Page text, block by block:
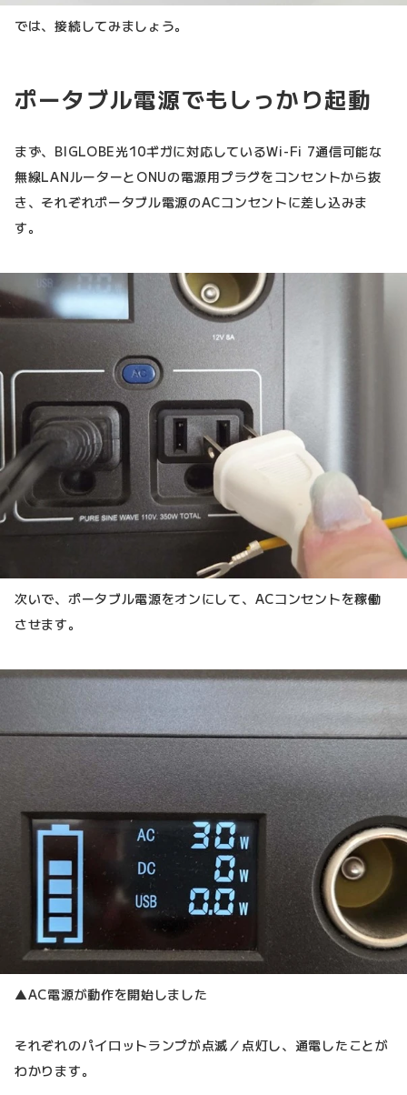
では、接続してみましょう。
ポータブル電源でもしっかり起動
まず、BIGLOBE光10ギガに対応しているWi-Fi 7通信可能な
無線LANルーターとONUの電源用プラグをコンセントから抜
き、それぞれポータブル電源のACコンセントに差し込みま
す。
次いで、ポータブル電源をオンにして、ACコンセントを稼働
させます。
▲AC電源が動作を開始しました
それぞれのパイロットランプが点滅／点灯し、通電したことが
わかります。